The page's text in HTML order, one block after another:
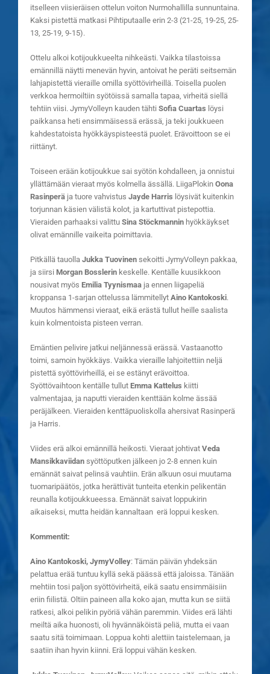
itselleen viisieräisen ottelun voiton Nurmohallilla sunnuntaina.
Kaksi pistettä matkasi Pihtiputaalle erin 2-3 (21-25, 19-25, 25-
13, 25-19, 9-15).
Ottelu alkoi kotijoukkueelta nihkeästi. Vaikka tilastoissa
emännillä näytti menevän hyvin, antoivat he peräti seitsemän
lahjapistettä vieraille omilla syöttövirheillä. Toisella puolen
verkkoa hermoiltiin syötöissä samalla tapaa, virheitä siellä
tehtiin viisi. JymyVolleyn kauden tähti Sofia Cuartas löysi
paikkansa heti ensimmäisessä erässä, ja teki joukkueen
kahdestatoista hyökkäyspisteestä puolet. Erävoittoon se ei
riittänyt.
Toiseen erään kotijoukkue sai syötön kohdalleen, ja onnistui
yllättämään vieraat myös kolmella ässällä. LiigaPlokin Oona
Rasinperä ja tuore vahvistus Jayde Harris löysivät kuitenkin
torjunnan käsien välistä kolot, ja kartuttivat pistepottia.
Vieraiden parhaaksi valittu Sina Stöckmannin hyökkäykset
olivat emännille vaikeita poimittavia.
Pitkällä tauolla Jukka Tuovinen sekoitti JymyVolleyn pakkaa,
ja siirsi Morgan Bosslerin keskelle. Kentälle kuusikkoon
nousivat myös Emilia Tyynismaa ja ennen liigapeliä
kroppansa 1-sarjan ottelussa lämmitellyt Aino Kantokoski.
Muutos hämmensi vieraat, eikä erästä tullut heille saalista
kuin kolmentoista pisteen verran.
Emäntien pelivire jatkui neljännessä erässä. Vastaanotto
toimi, samoin hyökkäys. Vaikka vieraille lahjoitettiin neljä
pistettä syöttövirheillä, ei se estänyt erävoittoa.
Syöttövaihtoon kentälle tullut Emma Kattelus kiitti
valmentajaa, ja naputti vieraiden kenttään kolme ässää
peräjälkeen. Vieraiden kenttäpuoliskolla ahersivat Rasinperä
ja Harris.
Viides erä alkoi emännillä heikosti. Vieraat johtivat Veda
Mansikkaviidan syöttöputken jälkeen jo 2-8 ennen kuin
emännät saivat pelinsä vauhtiin. Erän alkuun osui muutama
tuomaripäätös, jotka herättivät tunteita etenkin pelikentän
reunalla kotijoukkueessa. Emännät saivat loppukirin
aikaiseksi, mutta heidän kannaltaan erä loppui kesken.
Kommentit:
Aino Kantokoski, JymyVolley: Tämän päivän yhdeksän
pelattua erää tuntuu kyllä sekä päässä että jaloissa. Tänään
mehtiin tosi paljon syöttövirheitä, eikä saatu ensimmäisiin
eriin fiilistä. Oltiin paineen alla koko ajan, mutta kun se siitä
ratkesi, alkoi pelikin pyöriä vähän paremmin. Viides erä lähti
meiltä aika huonosti, oli hyvännäköistä peliä, mutta ei vaan
saatu sitä toimimaan. Loppua kohti alettiin taistelemaan, ja
saatiin ihan hyvin kiinni. Erä loppui vähän kesken.